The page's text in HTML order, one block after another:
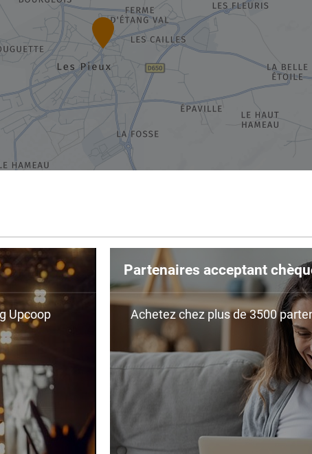
Upcoop
Partenaires acceptant
Achetez chez plus de 3500